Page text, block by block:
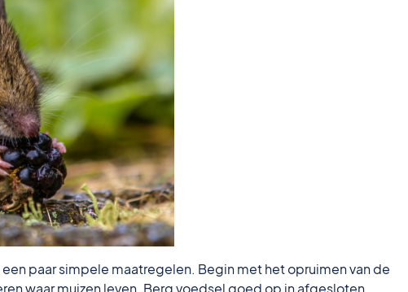
paar simpele maatregelen. Begin met het opruimen van de
waar muizen leven. Berg voedsel goed op in afgesloten